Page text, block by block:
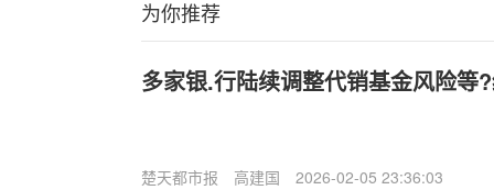
为你推荐
多家银.行陆续调整代销基金风险等
楚天都市报 高建国 2026-02-05 23:36:03